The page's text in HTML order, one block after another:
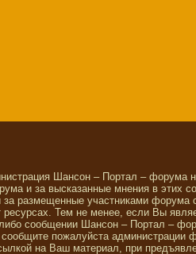
Шансон – Портал – форума
и за высказанные мнения в этих
за размещенные участниками
ресурсах. Тем не менее, если Вы
сообщении Шансон – Портал –
пожалуйста администрации
на Ваш материал, при